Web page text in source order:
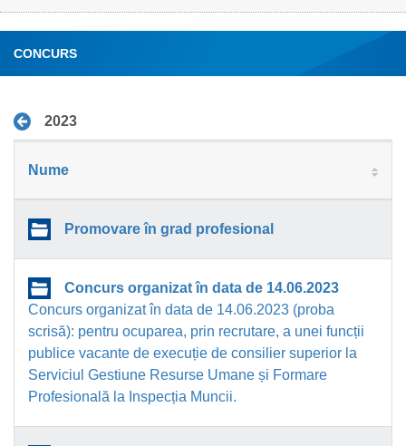
CONCURS
2023
Nume
Promovare în grad profesional
Concurs organizat în data de 14.06.2023
Concurs organizat în data de 14.06.2023 (proba
scrisă): pentru ocuparea, prin recrutare, a unei funcții
publice vacante de execuție de consilier superior la
Serviciul Gestiune Resurse Umane și Formare
Profesională la Inspecția Muncii.